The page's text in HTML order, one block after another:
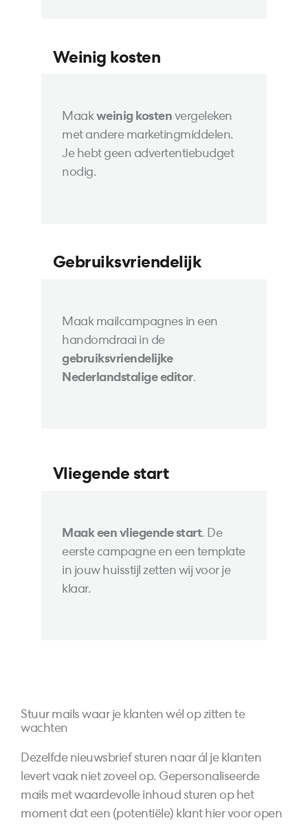
Weinig kosten
Maakweinig kosten vergeleken
met andere marketingmiddelen.
Je hebt geen advertentiebudget
nodig.
Gebruiksvriendelijk
Maak mailcampagnes in een
handomdraai in de
gebruiksvriendelijke
Nederlandstalige editor.
Vliegende start
Maak een vliegende start. De
eerste campagne en een template
in jouw huisstijl zetten wij voor je
klaar.
Stuur mails waar je klanten wél op zitten te
wachten
Dezelfde nieuwsbrief sturen naar ál je klanten
levert vaak niet zoveel op. Gepersonaliseerde
mails met waardevolle inhoud sturen op het
moment dat een (potentiële) klant hier voor open